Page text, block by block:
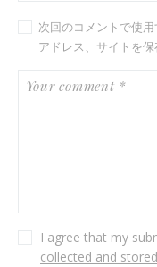
次回のコメントで使
アドレス、サイトを保
I agree that my
collected and stored